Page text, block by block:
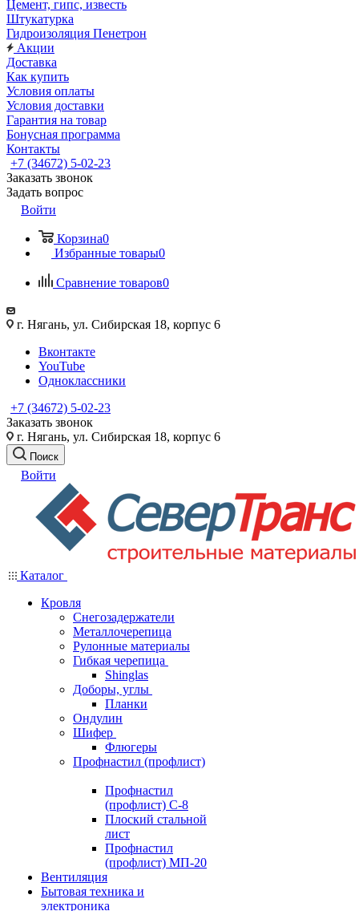
Цемент, гипс, известь
Штукатурка
Гидроизоляция Пенетрон
Акции
Доставка
Как купить
Условия оплаты
Условия доставки
Гарантия на товар
Бонусная программа
Контакты
+7 (34672) 5-02-23
Заказать звонок
Задать вопрос
Войти
Корзина0
Избранные товары0
Сравнение товаров0
г. Нягань, ул. Сибирская 18, корпус 6
Вконтакте
YouTube
Одноклассники
+7 (34672) 5-02-23
Заказать звонок
г. Нягань, ул. Сибирская 18, корпус 6
Поиск
Войти
Каталог
Кровля
Снегозадержатели
Металлочерепица
Рулонные материалы
Гибкая черепица
Shinglas
Доборы, углы
Планки
Ондулин
Шифер
Флюгеры
Профнастил (профлист)
Профнастил
(профлист) С-8
Плоский стальной
лист
Профнастил
(профлист) МП-20
Вентиляция
Бытовая техника и
электроника